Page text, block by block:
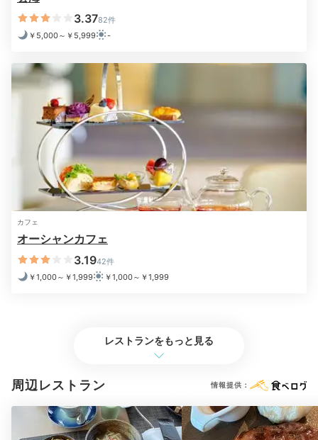
バーウェイビー
り、ホテルの敷地内を散策して夜空を楽しんだり、大浴
場の大きな浴槽で一日の疲れを癒すのもいいですね。宿
泊客は無料で利用できるのも嬉しい。
Night
22:00
テラスでまどろむ
星空と海に癒される
お部屋に戻ったらバルコニーで星空観賞を楽しんで。潮
3.3782件
￥5,000～￥5,999
-
カフェ
オーシャンカフェ
3.1942件
￥1,000～￥1,999
￥1,000～￥1,999
レストランをもっと見る
周辺レストラン 情報提供：